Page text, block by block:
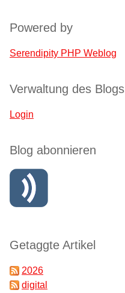
Powered by
Serendipity PHP Weblog
Verwaltung des Blogs
Login
Blog abonnieren
Getaggte Artikel
2026
digital